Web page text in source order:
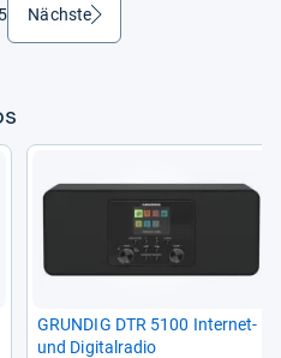
Nächsteweiter
GRUN­DIG DTR 5100 Inter­net-​
und Digi­tal­ra­dio